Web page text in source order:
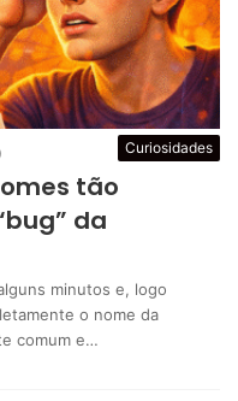
Curiosidades
tão
da
minutos e, logo
o nome da
comum e…